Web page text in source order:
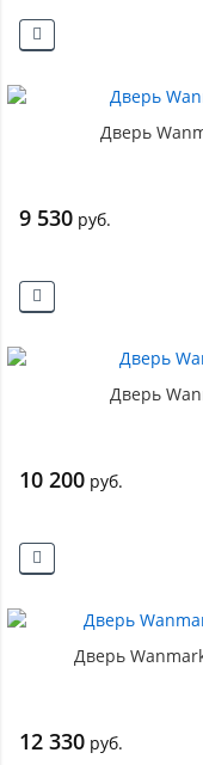
Дверь
9 530 руб.
Дверь
10 200 руб.
Дверь
12 330 руб.